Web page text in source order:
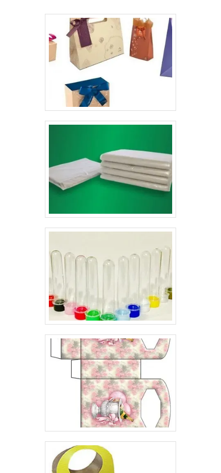
modernos, onde você poderá adquiri-las em rolos por
metragem para facilitar o manuseio, seja para a
organização de lojas, seja para produção de produtos
que utilizam etiquetas em suas embalagens.